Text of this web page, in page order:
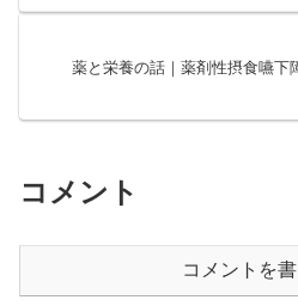
薬と栄養の話｜薬剤性摂食嚥下
コメント
コメントを